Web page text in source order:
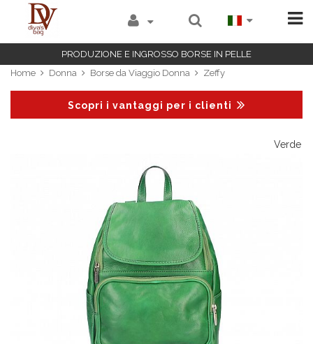
PRODUZIONE E INGROSSO BORSE IN PELLE
Home
Donna Borse da Viaggio Donna Zeffy
Scopri i vantaggi per i clienti
Verde